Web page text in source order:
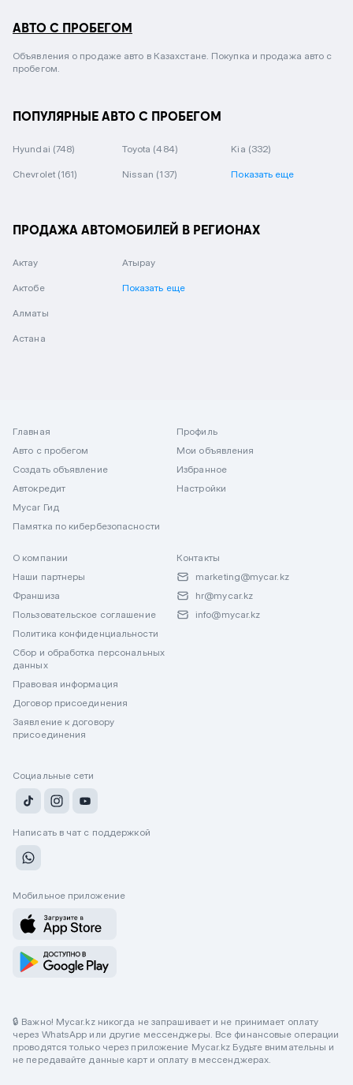
АВТО С ПРОБЕГОМ
Объявления о продаже авто в Казахстане. Покупка и продажа авто с
пробегом.
ПОПУЛЯРНЫЕ АВТО С ПРОБЕГОМ
Hyundai (748) Toyota (484) Kia (332)
Chevrolet (161) Nissan (137) Показать еще
ПРОДАЖА АВТОМОБИЛЕЙ В РЕГИОНАХ
Актау
Актобе
Алматы
Астана
Атырау
Показать еще
Главная
Авто с пробегом
Создать объявление
Автокредит
Mycar Гид
Памятка по кибербезопасности
Профиль
Мои объявления
Избранное
Настройки
О компании
Наши партнеры
Франшиза
Пользовательское соглашение
Политика конфиденциальности
Сбор и обработка персональных
данных
Правовая информация
Договор присоединения
Заявление к договору
присоединения
Контакты
marketing@mycar.kz
hr@mycar.kz
info@mycar.kz
Социальные сети
Написать в чат с поддержкой
Мобильное приложение
🔒 Важно! Mycar.kz никогда не запрашивает и не принимает оплату
через WhatsApp или другие мессенджеры. Все финансовые операции
проводятся только через приложение Mycar.kz Будьте внимательны и
не передавайте данные карт и оплату в мессенджерах.